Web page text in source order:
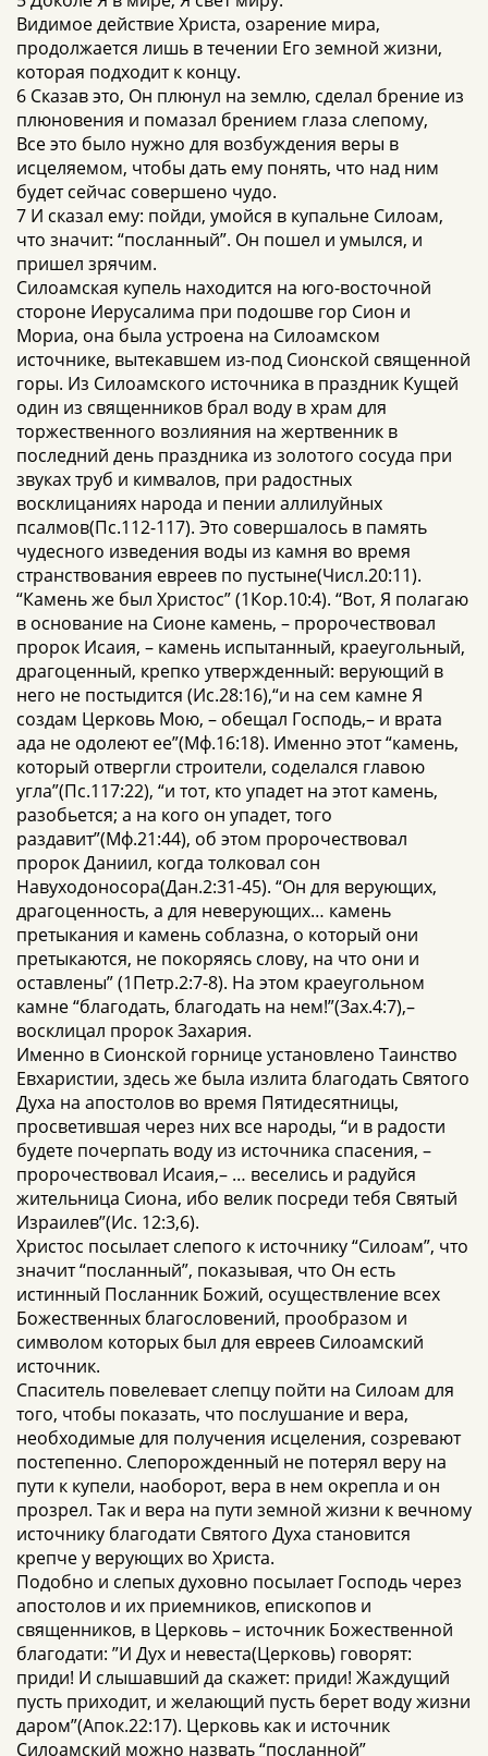
Видимое действие Христа, озарение мира,
продолжается лишь в течении Его земной жизни,
которая подходит к концу.
6 Сказав это, Он плюнул на землю, сделал брение из
плюновения и помазал брением глаза слепому,
Все это было нужно для возбуждения веры в
исцеляемом, чтобы дать ему понять, что над ним
будет сейчас совершено чудо.
7 И сказал ему: пойди, умойся в купальне Силоам,
что значит: “посланный”. Он пошел и умылся, и
пришел зрячим.
Силоамская купель находится на юго-восточной
стороне Иерусалима при подошве гор Сион и
Мориа, она была устроена на Силоамском
источнике, вытекавшем из-под Сионской священной
горы. Из Силоамского источника в праздник Кущей
один из священников брал воду в храм для
торжественного возлияния на жертвенник в
последний день праздника из золотого сосуда при
звуках труб и кимвалов, при радостных
восклицаниях народа и пении аллилуйных
псалмов(Пс.112-117). Это совершалось в память
чудесного изведения воды из камня во время
странствования евреев по пустыне(Числ.20:11).
“Камень же был Христос” (1Кор.10:4). “Вот, Я полагаю
в основание на Сионе камень, – пророчествовал
пророк Исаия, – камень испытанный, краеугольный,
драгоценный, крепко утвержденный: верующий в
него не постыдится (Ис.28:16),“и на сем камне Я
создам Церковь Мою, – обещал Господь,– и врата
ада не одолеют ее”(Мф.16:18). Именно этот “камень,
который отвергли строители, соделался главою
угла”(Пс.117:22), “и тот, кто упадет на этот камень,
разобьется; а на кого он упадет, того
раздавит”(Мф.21:44), об этом пророчествовал
пророк Даниил, когда толковал сон
Навуходоносора(Дан.2:31-45). “Он для верующих,
драгоценность, а для неверующих… камень
претыкания и камень соблазна, о который они
претыкаются, не покоряясь слову, на что они и
оставлены” (1Петр.2:7-8). На этом краеугольном
камне “благодать, благодать на нем!”(Зах.4:7),–
восклицал пророк Захария.
Именно в Сионской горнице установлено Таинство
Евхаристии, здесь же была излита благодать Святого
Духа на апостолов во время Пятидесятницы,
просветившая через них все народы, “и в радости
будете почерпать воду из источника спасения, –
пророчествовал Исаия,– … веселись и радуйся
жительница Сиона, ибо велик посреди тебя Святый
Израилев”(Ис. 12:3,6).
Христос посылает слепого к источнику “Силоам”, что
значит “посланный”, показывая, что Он есть
истинный Посланник Божий, осуществление всех
Божественных благословений, прообразом и
символом которых был для евреев Силоамский
источник.
Спаситель повелевает слепцу пойти на Силоам для
того, чтобы показать, что послушание и вера,
необходимые для получения исцеления, созревают
постепенно. Слепорожденный не потерял веру на
пути к купели, наоборот, вера в нем окрепла и он
прозрел. Так и вера на пути земной жизни к вечному
источнику благодати Святого Духа становится
крепче у верующих во Христа.
Подобно и слепых духовно посылает Господь через
апостолов и их приемников, епископов и
священников, в Церковь – источник Божественной
благодати: ”И Дух и невеста(Церковь) говорят:
приди! И слышавший да скажет: приди! Жаждущий
пусть приходит, и желающий пусть берет воду жизни
даром”(Апок.22:17). Церковь как и источник
Силоамский можно назвать “посланной”